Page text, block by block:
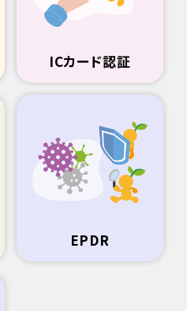
ICカード認証
EPDR